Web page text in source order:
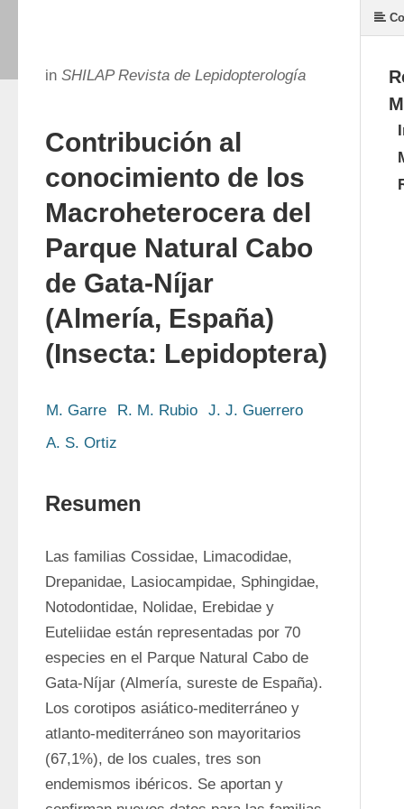
in SHILAP Revista de Lepidopterología
Contribución al
conocimiento de los
Macroheterocera del
Parque Natural Cabo
de Gata-Níjar
(Almería, España)
(Insecta: Lepidoptera)
M. Garre R. M. Rubio
J. J. Guerrero
A. S. Ortiz
Resumen
Las familias Cossidae, Limacodidae,
Drepanidae, Lasiocampidae, Sphingidae,
Notodontidae, Nolidae, Erebidae y
Euteliidae están representadas por 70
especies en el Parque Natural Cabo de
Gata-Níjar (Almería, sureste de España).
Los corotipos asiático-mediterráneo y
atlanto-mediterráneo son mayoritarios
(67,1%), de los cuales, tres son
endemismos ibéricos. Se aportan y